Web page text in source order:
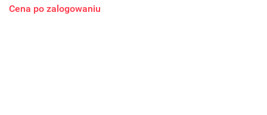
Cena po zalogowaniu